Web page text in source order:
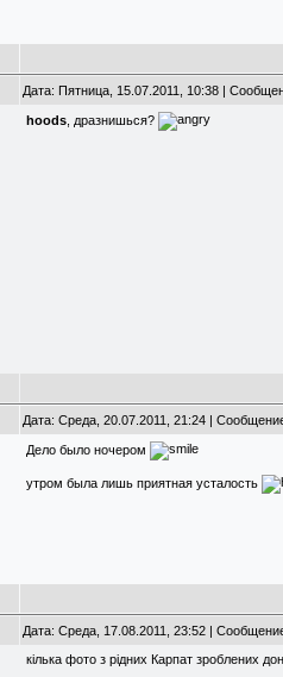
Дата: Пятница, 15.07.2011, 10:38 |
hoods , дразнишься?
Дата: Среда, 20.07.2011, 21:24 |
Дело было ночером
утром была лишь приятная усталость
Дата: Среда, 17.08.2011, 23:52 |
кілька фото з рідних Карпат зроблених